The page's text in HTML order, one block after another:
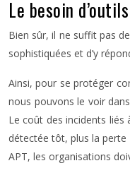
Le besoin
Bien sûr, il ne suffit pas
sophistiquées et d’y
Ainsi, pour se protéger
nous pouvons le voir
Le coût des incidents liés
détectée tôt, plus la perte
APT, les organisations